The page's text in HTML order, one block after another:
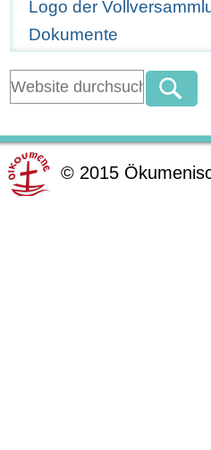
Logo der
Dokumente
© 2015